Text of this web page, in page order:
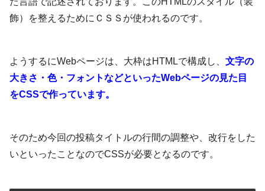
飾）を整えるためにＣＳＳが使われるのです。
ようするにWebページは、大枠はHTMLで構成し、 文字の
大きさ・色・フォントなどといったWebページの見た目
をCSSで作っています。
そのため今回の投稿タイトルの行間の調整や、改行をした
いといったことなのでCSSが必要となるのです。